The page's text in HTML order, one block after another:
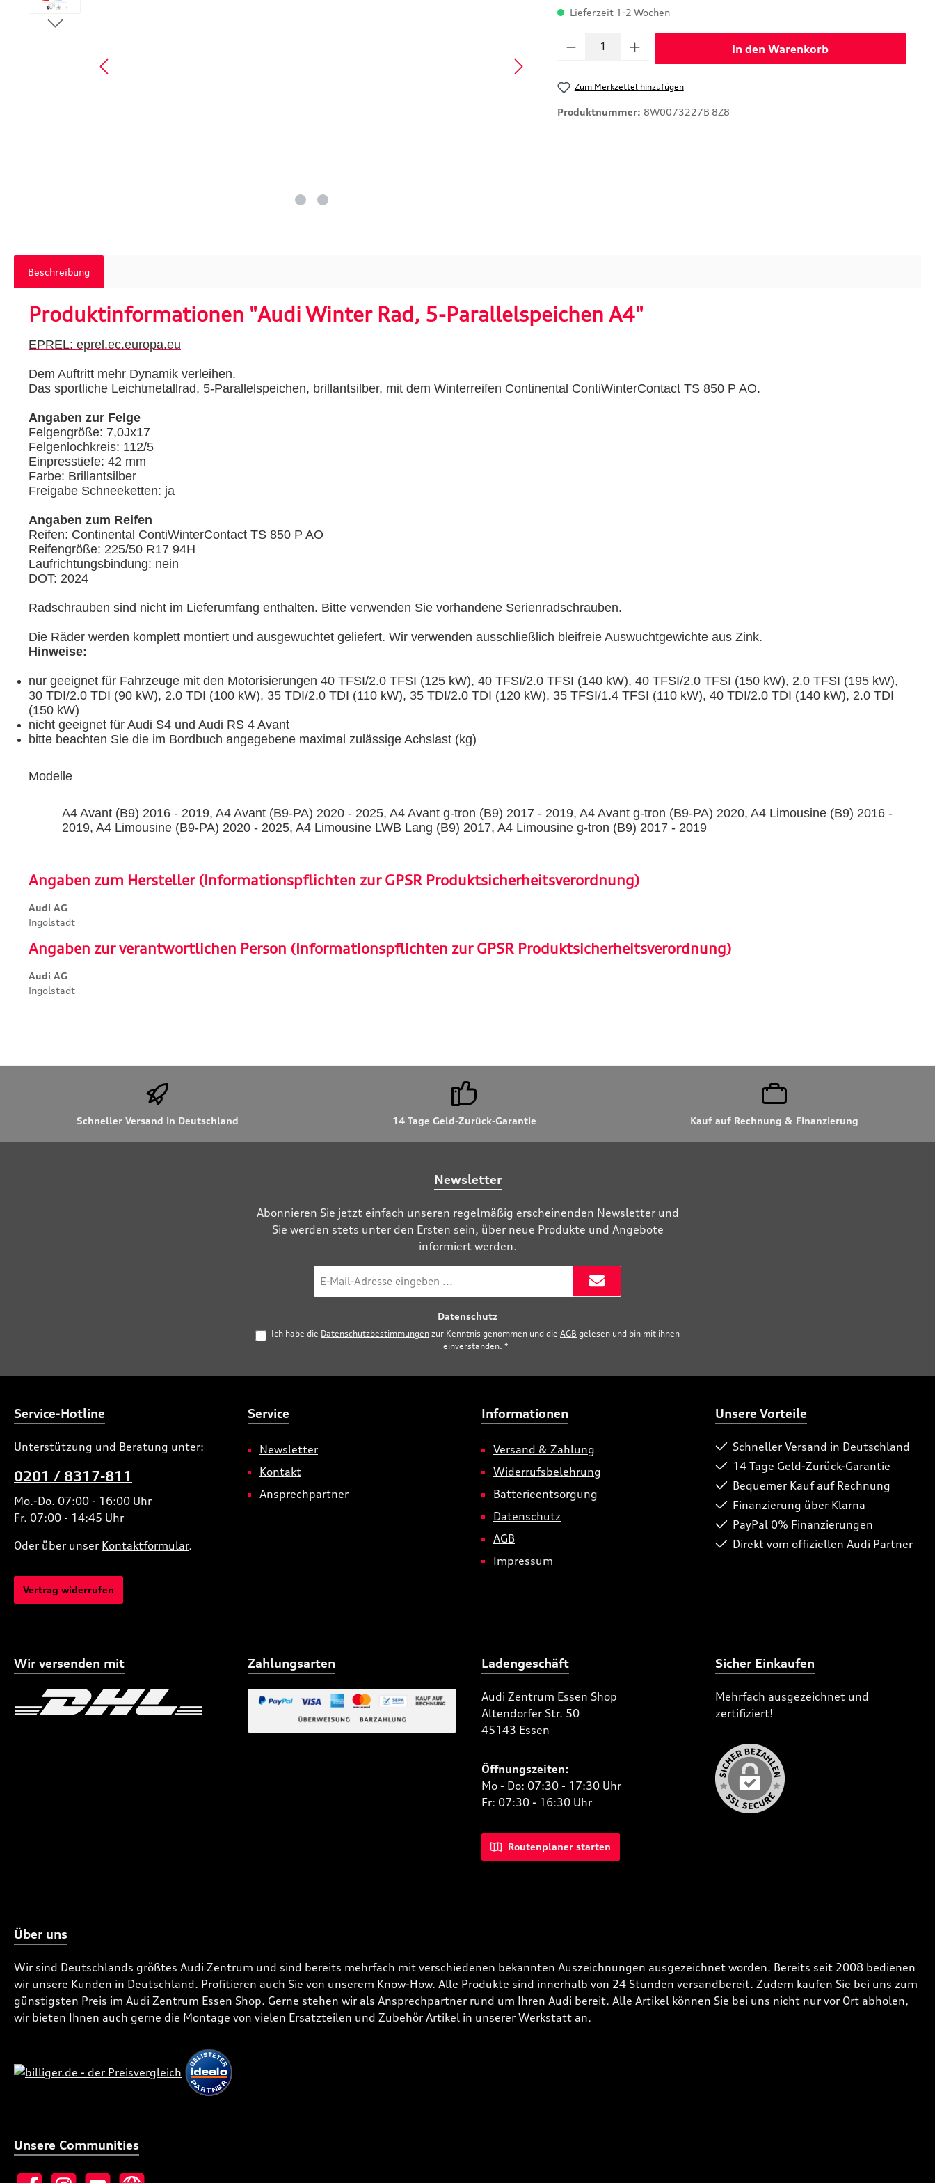
Lieferzeit 1-2 Wochen
Produkt Anzahl: Gib den gewünschten Wert ein oder benutze die Schaltflächen um
In den Warenkorb
Zum Merkzettel hinzufügen
Produktnummer: 8W0073227B 8Z8
Beschreibung
Produktinformationen "Audi Winter Rad, 5-Parallelspeichen A4"
EPREL: eprel.ec.europa.eu
Dem Auftritt mehr Dynamik verleihen.
Das sportliche Leichtmetallrad, 5-Parallelspeichen, brillantsilber, mit dem Winterreifen Continental ContiWinterContact TS 850 P AO.
Angaben zur Felge
Felgengröße: 7,0Jx17
Felgenlochkreis: 112/5
Einpresstiefe: 42 mm
Farbe: Brillantsilber
Freigabe Schneeketten: ja
Angaben zum Reifen
Reifen: Continental ContiWinterContact TS 850 P AO
Reifengröße: 225/50 R17 94H
Laufrichtungsbindung: nein
DOT: 2024
Radschrauben sind nicht im Lieferumfang enthalten. Bitte verwenden Sie vorhandene Serienradschrauben.
Die Räder werden komplett montiert und ausgewuchtet geliefert. Wir verwenden ausschließlich bleifreie Auswuchtgewichte aus Zink.
Hinweise:
nur geeignet für Fahrzeuge mit den Motorisierungen 40 TFSI/2.0 TFSI (125 kW), 40 TFSI/2.0 TFSI (140 kW), 40 TFSI/2.0 TFSI (150 kW), 2.0 TFSI (195 kW),
30 TDI/2.0 TDI (90 kW), 2.0 TDI (100 kW), 35 TDI/2.0 TDI (110 kW), 35 TDI/2.0 TDI (120 kW), 35 TFSI/1.4 TFSI (110 kW), 40 TDI/2.0 TDI (140 kW), 2.0 TDI
(150 kW)
nicht geeignet für Audi S4 und Audi RS 4 Avant
bitte beachten Sie die im Bordbuch angegebene maximal zulässige Achslast (kg)
Modelle
A4 Avant (B9) 2016 - 2019, A4 Avant (B9-PA) 2020 - 2025, A4 Avant g-tron (B9) 2017 - 2019, A4 Avant g-tron (B9-PA) 2020, A4 Limousine (B9) 2016 -
2019, A4 Limousine (B9-PA) 2020 - 2025, A4 Limousine LWB Lang (B9) 2017, A4 Limousine g-tron (B9) 2017 - 2019
Angaben zum Hersteller (Informationspflichten zur GPSR Produktsicherheitsverordnung)
Audi AG
Ingolstadt
Angaben zur verantwortlichen Person (Informationspflichten zur GPSR Produktsicherheitsverordnung)
Audi AG
Ingolstadt
Schneller Versand in Deutschland 14 Tage Geld-Zurück-Garantie Kauf auf Rechnung & Finanzierung
Newsletter
Abonnieren Sie jetzt einfach unseren regelmäßig erscheinenden Newsletter und
Sie werden stets unter den Ersten sein, über neue Produkte und Angebote
informiert werden.
Mail-
Datenschutz
Ich habe die Datenschutzbestimmungen zur Kenntnis genommen und die AGB gelesen und bin mit ihnen
einverstanden. *
Service-Hotline
Unterstützung und Beratung unter:
0201 / 8317-811
Mo.-Do. 07:00 - 16:00 Uhr
Fr. 07:00 - 14:45 Uhr
Oder über unser Kontaktformular.
Vertrag widerrufen
Service
Newsletter
Kontakt
Ansprechpartner
Informationen
Versand & Zahlung
Widerrufsbelehrung
Batterieentsorgung
Datenschutz
AGB
Impressum
Unsere Vorteile
Schneller Versand in Deutschland
14 Tage Geld-Zurück-Garantie
Bequemer Kauf auf Rechnung
Finanzierung über Klarna
PayPal 0% Finanzierungen
Direkt vom offiziellen Audi Partner
Wir versenden mit
Benutzerdefiniertes Bild 2
Zahlungsarten Ladengeschäft
Audi Zentrum Essen Shop
Altendorfer Str. 50
45143 Essen
Öffnungszeiten:
Mo - Do: 07:30 - 17:30 Uhr
Fr: 07:30 - 16:30 Uhr
Routenplaner starten
Sicher Einkaufen
Mehrfach ausgezeichnet und
zertifiziert!
Über uns
Wir sind Deutschlands größtes Audi Zentrum und sind bereits mehrfach mit verschiedenen bekannten Auszeichnungen ausgezeichnet worden. Bereits seit 2008 bedienen
wir unsere Kunden in Deutschland. Profitieren auch Sie von unserem Know-How. Alle Produkte sind innerhalb von 24 Stunden versandbereit. Zudem kaufen Sie bei uns zum
günstigsten Preis im Audi Zentrum Essen Shop. Gerne stehen wir als Ansprechpartner rund um Ihren Audi bereit. Alle Artikel können Sie bei uns nicht nur vor Ort abholen,
wir bieten Ihnen auch gerne die Montage von vielen Ersatzteilen und Zubehör Artikel in unserer Werkstatt an.
Unsere Communities